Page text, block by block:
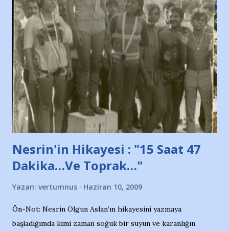
ve ürünlerini Bursa şehrinde görmek istemediklerini bir
protesto eylemiyle açıkladıklarını bildiriyordu.. Bu grup
adına açıklama yapan şahsı muhterem(!) ''Açık ve net olarak
söylüyoruz. Bu son uyarımızdır. Bunun yanısıra, bu takımlara
ait tanıtıcı ilanların asılmasına izin veren Bursa Büyükşehir
Belediyesi ile mağazaların bulunduğu alışveriş merkezlerini
de kınıyoruz'' diye de eklemiş .. Blogumuzda okuduğum bu
yazının hemen ardından bu habe...
Nesrin'in Hikayesi : "15 Saat 47
Dakika…Ve Toprak…"
Yazan: vertumnus Haziran 10, 2009
Ön-Not: Nesrin Olgun Aslan’ın hikayesini yazmaya
başladığımda kimi zaman soğuk bir suyun ve karanlığın